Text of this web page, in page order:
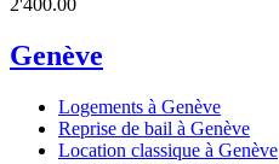
2'400.00
Genève
Logements à Genève
Reprise de bail à Genève
Location classique à Genève